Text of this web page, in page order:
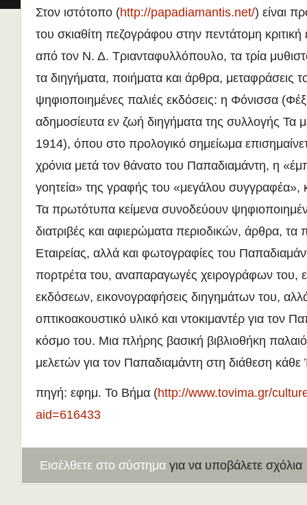
Στον ιστότοπο (http://papadiamantis.net/) είναι
του σκιαθίτη πεζογράφου στην πεντάτομη
από τον Ν. Δ. Τριανταφυλλόπουλο, τα τρία
τα διηγήματα, ποιήματα και άρθρα, μεταφράσεις
ψηφιοποιημένες παλιές εκδόσεις: η Φόνισσα
αδημοσίευτα εν ζωή διηγήματα της συλλογής Τα
1914), όπου στο προλογικό σημείωμα
χρόνια μετά τον θάνατο του Παπαδιαμάντη, η
γοητεία» της γραφής του «μεγάλου συγγραφέα»,
Τα πρωτότυπα κείμενα συνοδεύουν
διατριβές και αφιερώματα περιοδικών, άρθρα, τα
Εταιρείας, αλλά και φωτογραφίες του
πορτρέτα του, αναπαραγωγές χειρογράφων
εκδόσεων, εικονογραφήσεις διηγημάτων του,
οπτικοακουστικό υλικό και ντοκιμαντέρ για τον
κόσμο του. Μια πλήρης βασική βιβλιοθήκη
μελετών για τον Παπαδιαμάντη στη διάθεση κάθε
πηγή: εφημ. Το Βήμα (http://www.tovima.gr/
aid=616433
Εισέλθετε στο σύστημα για να υποβάλετε σχόλια
Πρώτο Διεθνές Συνέδριο
Νεοελληνικών Σπουδών
Εδώ Πολυτεχνείο!
Τα διδακτικά εγχειρίδια
περισσότερα